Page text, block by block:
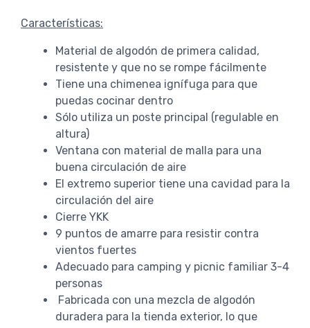
Características:
Material de algodón de primera calidad,
resistente y que no se rompe fácilmente
Tiene una chimenea ignífuga para que
puedas cocinar dentro
Sólo utiliza un poste principal (regulable en
altura)
Ventana con material de malla para una
buena circulación de aire
El extremo superior tiene una cavidad para la
circulación del aire
Cierre YKK
9 puntos de amarre para resistir contra
vientos fuertes
Adecuado para camping y picnic familiar 3-4
personas
Fabricada con una mezcla de algodón
duradera para la tienda exterior, lo que